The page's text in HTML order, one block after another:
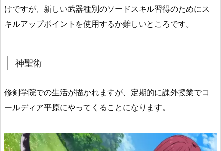
けですが、新しい武器種別のソードスキル習得のためにス
キルアップポイントを使用するか難しいところです。
神聖術
修剣学院での生活が描かれますが、定期的に課外授業でコ
ールディア平原にやってくることになります。